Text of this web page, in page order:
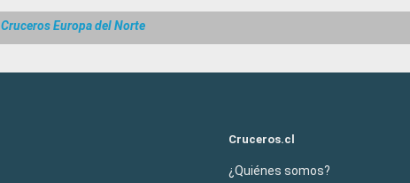
Cruceros Europa del Norte
Cruceros.cl
¿Quiénes somos?